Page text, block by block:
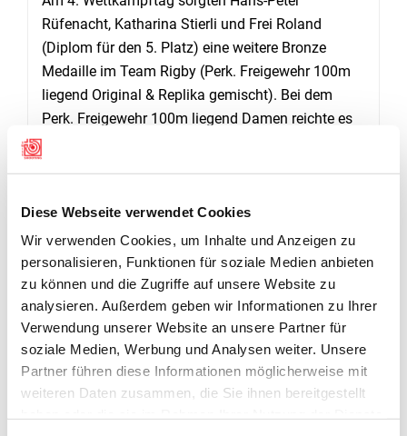
Diese Webseite verwendet Cookies
Wir verwenden Cookies, um Inhalte und Anzeigen zu
personalisieren, Funktionen für soziale Medien anbieten
zu können und die Zugriffe auf unsere Website zu
analysieren. Außerdem geben wir Informationen zu Ihrer
Verwendung unserer Website an unsere Partner für
soziale Medien, Werbung und Analysen weiter. Unsere
Partner führen diese Informationen möglicherweise mit
weiteren Daten zusammen, die Sie ihnen bereitgestellt
Rüfenacht, Katharina Stierli und Frei Roland
(Diplom für den 5. Platz) eine weitere Bronze
Medaille im Team Rigby (Perk. Freigewehr 100m
liegend Original & Replika gemischt). Bei dem
Perk. Freigewehr 100m liegend Damen reichte es
(Steinschloss Pistole 25m) holte sich Holdener
Andreas noch ein weiteres Diplom.
Andreas Holdener nahm auch noch an der Spezial
Disziplin Paterson (Perk. Revolver mit offenen
Rahmen 25m) Teil. Und beflügelt wie er war
konnte er sich hier noch die Silbermedaille
ergattern.(Roland Brägger)